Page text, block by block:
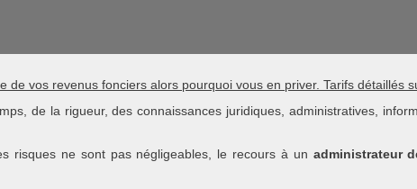
vos revenus fonciers alors pourquoi vous en priver. Tarifs détaillés
de la rigueur, des connaissances juridiques, administratives,
risques ne sont pas négligeables, le recours à un administrateur